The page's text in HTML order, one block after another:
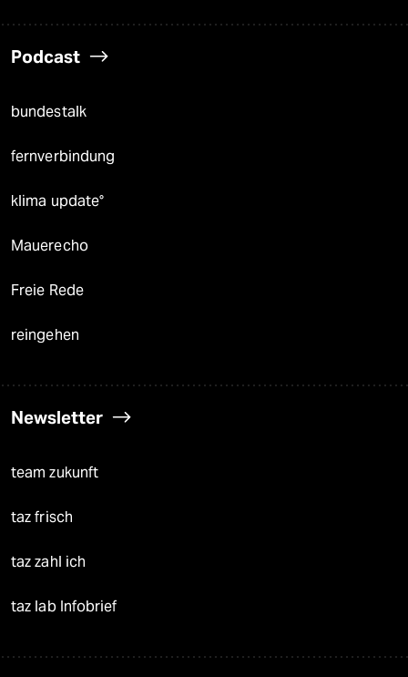
Podcast
bundestalk
fernverbindung
klima update°
Mauerecho
Freie Rede
reingehen
Newsletter
team zukunft
taz frisch
taz zahl ich
taz lab Infobrief